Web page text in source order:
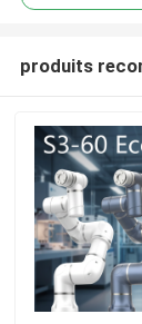
produits